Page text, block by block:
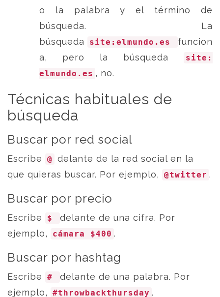
o la palabra y el término de
búsqueda. La
búsqueda
site:elmundo.es
funcion
a, pero la búsqueda
site:
elmundo.es , no.
Técnicas habituales de
búsqueda
Buscar por red social
Escribe @
delante de la red social en la
que quieras buscar. Por ejemplo,
@twitter .
Buscar por precio
Escribe $
delante de una cifra. Por
ejemplo,
cámara $400 .
Buscar por hashtag
Escribe #
delante de una palabra. Por
ejemplo,
#throwbackthursday .